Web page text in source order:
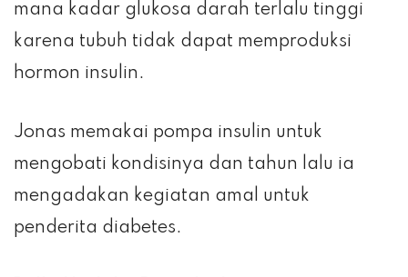
mana kadar glukosa darah terlalu tinggi
karena tubuh tidak dapat memproduksi
hormon insulin.
Jonas memakai pompa insulin untuk
mengobati kondisinya dan tahun lalu ia
mengadakan kegiatan amal untuk
penderita diabetes.